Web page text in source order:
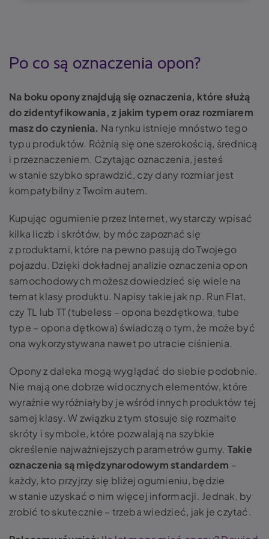
Po co są oznaczenia opon?
Na boku opony znajdują się oznaczenia, które służą
do zidentyfikowania, z jakim typem oraz rozmiarem
masz do czynienia. Na rynku istnieje mnóstwo tego
typu produktów. Różnią się one szerokością, średnicą
i przeznaczeniem. Czytając oznaczenia, jesteś
w stanie szybko sprawdzić, czy dany rozmiar jest
kompatybilny z Twoim autem.
Kupując ogumienie przez Internet, wystarczy wpisać
kilka liczb i skrótów, by móc zapoznać się
z produktami, które na pewno pasują do Twojego
pojazdu. Dzięki dokładnej analizie oznaczenia opon
samochodowych możesz dowiedzieć się wiele na
temat klasy produktu. Napisy takie jak np. Run Flat,
czy TL lub TT (tubeless – opona bezdętkowa, tube
type – opona dętkowa) świadczą o tym, że może być
ona wykorzystywana nawet po utracie ciśnienia.
Opony z daleka mogą wyglądać do siebie podobnie.
Nie mają one dobrze widocznych elementów, które
wyraźnie wyróżniałyby je wśród innych produktów tej
samej klasy. W związku z tym stosuje się rozmaite
skróty i symbole, które pozwalają na szybkie
określenie najważniejszych parametrów gumy. Takie
oznaczenia są międzynarodowym standardem –
każdy, kto przyjrzy się bliżej ogumieniu, będzie
w stanie uzyskać o nim więcej informacji. Jednak, by
zrobić to skutecznie – trzeba wiedzieć, jak je czytać.